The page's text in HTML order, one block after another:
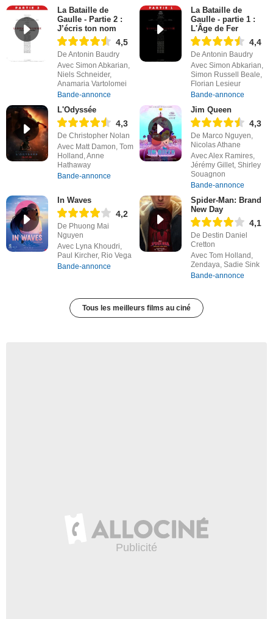
La Bataille de
Gaulle - Partie 2 :
J’écris ton nom
4,5
De Antonin Baudry
Avec Simon Abkarian,
Niels Schneider,
Anamaria Vartolomei
Bande-annonce
La Bataille de
Gaulle - partie 1 :
L'Âge de Fer
4,4
De Antonin Baudry
Avec Simon Abkarian,
Simon Russell Beale,
Florian Lesieur
Bande-annonce
L'Odyssée
4,3
De Christopher Nolan
Avec Matt Damon, Tom
Holland, Anne
Hathaway
Bande-annonce
Jim Queen
4,3
De Marco Nguyen,
Nicolas Athane
Avec Alex Ramires,
Jérémy Gillet, Shirley
Souagnon
Bande-annonce
In Waves
4,2
De Phuong Mai
Nguyen
Avec Lyna Khoudri,
Paul Kircher, Rio Vega
Bande-annonce
Spider-Man: Brand
New Day
4,1
De Destin Daniel
Cretton
Avec Tom Holland,
Zendaya, Sadie Sink
Bande-annonce
Tous les meilleurs films au ciné